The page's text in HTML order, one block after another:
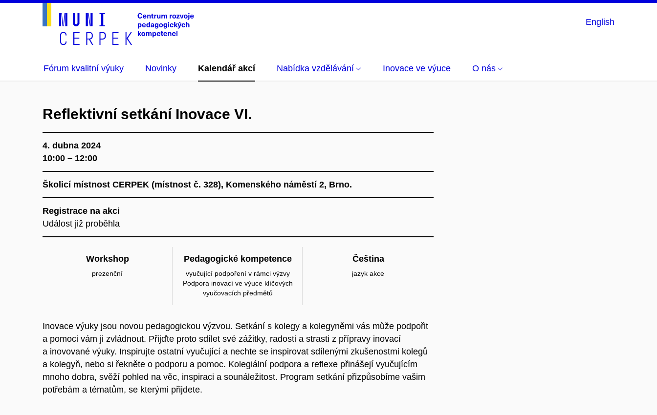
English
Fórum kvalitní výuky Novinky Kalendář akcí Nabídka vzdělávání Inovace ve výuce O nás
Reflektivní setkání Inovace VI.
4. dubna 2024
10:00 – 12:00
Školicí místnost CERPEK (místnost č. 328), Komenského náměstí 2, Brno.
Registrace na akci
Událost již proběhla
Workshop
prezenční
Pedagogické kompetence
vyučující podpoření v rámci výzvy
Podpora inovací ve výuce klíčových
vyučovacích předmětů
Čeština
jazyk akce
Inovace výuky jsou novou pedagogickou výzvou. Setkání s kolegy a kolegyněmi vás může podpořit
a pomoci vám ji zvládnout. Přijďte proto sdílet své zážitky, radosti a strasti z přípravy inovací
a inovované výuky. Inspirujte ostatní vyučující a nechte se inspirovat sdílenými zkušenostmi kolegů
a kolegyň, nebo si řekněte o podporu a pomoc. Kolegiální podpora a reflexe přinášejí vyučujícím
mnoho dobra, svěží pohled na věc, inspiraci a sounáležitost. Program setkání přizpůsobíme vašim
potřebám a tématům, se kterými přijdete.